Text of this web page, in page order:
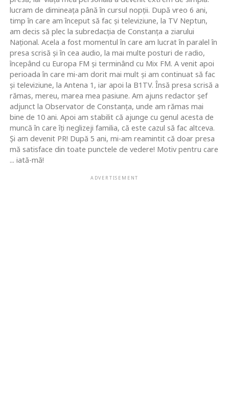
lucram de dimineaţa până în cursul nopţii. După vreo 6 ani,
timp în care am început să fac şi televiziune, la TV Neptun,
am decis să plec la subredacţia de Constanţa a ziarului
Naţional. Acela a fost momentul în care am lucrat în paralel în
presa scrisă şi în cea audio, la mai multe posturi de radio,
începând cu Europa FM şi terminând cu Mix FM. A venit apoi
perioada în care mi-am dorit mai mult şi am continuat să fac
şi televiziune, la Antena 1, iar apoi la B1TV. Însă presa scrisă a
rămas, mereu, marea mea pasiune. Am ajuns redactor şef
adjunct la Observator de Constanţa, unde am rămas mai
bine de 10 ani. Apoi am stabilit că ajunge cu genul acesta de
muncă în care îţi neglizeji familia, că este cazul să fac altceva.
Şi am devenit PR! După 5 ani, mi-am reamintit că doar presa
mă satisface din toate punctele de vedere! Motiv pentru care
... iată-mă!
ADVERTISEMENT